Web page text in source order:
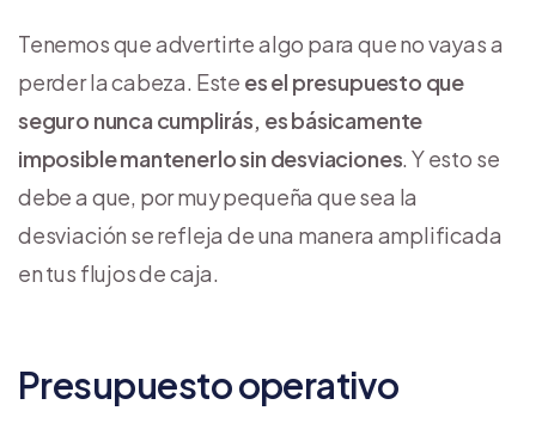
Tenemos que advertirte algo para que no vayas a
perder la cabeza. Este es el presupuesto que
seguro nunca cumplirás, es básicamente
imposible mantenerlo sin desviaciones. Y esto se
debe a que, por muy pequeña que sea la
desviación se refleja de una manera amplificada
en tus flujos de caja.
Presupuesto operativo